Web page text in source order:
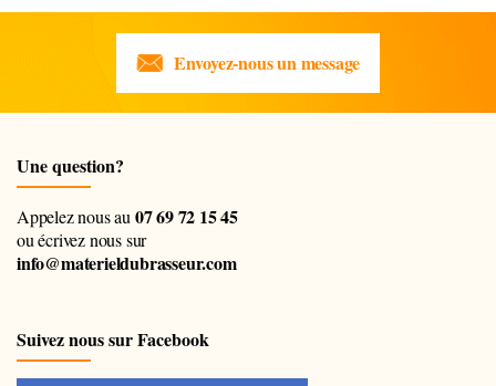
Envoyez-nous un message
Une question?
Appelez nous au 07 69 72 15 45
ou écrivez nous sur
info@materieldubrasseur.com
Suivez nous sur Facebook